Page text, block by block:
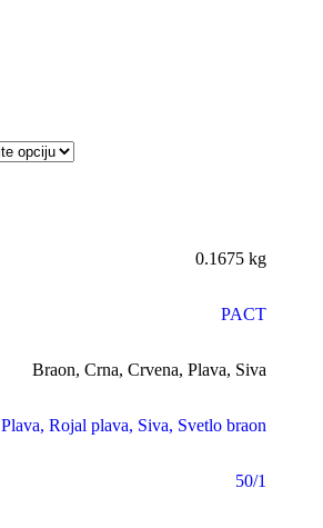
0.1675 kg
PACT
Braon, Crna, Crvena, Plava, Siva
Plava, Rojal plava, Siva, Svetlo braon
50/1